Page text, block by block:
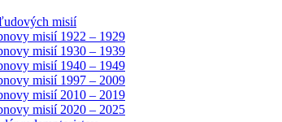
misií
misií 1922 – 1929
misií 1930 – 1939
misií 1940 – 1949
misií 1997 – 2009
misií 2010 – 2019
misií 2020 – 2025